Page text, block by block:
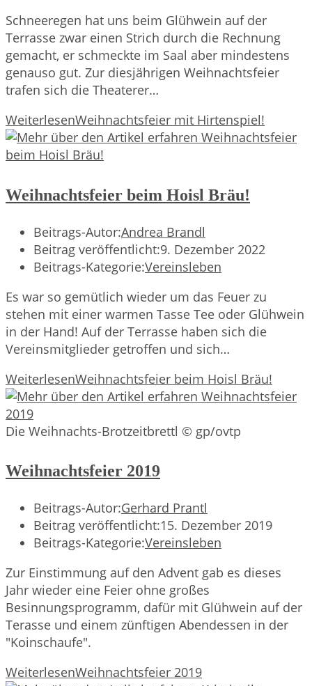
Schneeregen hat uns beim Glühwein auf der
Terrasse zwar einen Strich durch die Rechnung
gemacht, er schmeckte im Saal aber mindestens
genauso gut. Zur diesjährigen Weihnachtsfeier
trafen sich die Theaterer…
WeiterlesenWeihnachtsfeier mit Hirtenspiel!
Weihnachtsfeier beim Hoisl Bräu!
Beitrags-Autor:Andrea Brandl
Beitrag veröffentlicht:9. Dezember 2022
Beitrags-Kategorie:Vereinsleben
Es war so gemütlich wieder um das Feuer zu
stehen mit einer warmen Tasse Tee oder Glühwein
in der Hand! Auf der Terrasse haben sich die
Vereinsmitglieder getroffen und sich…
WeiterlesenWeihnachtsfeier beim Hoisl Bräu!
Die Weihnachts-Brotzeitbrettl © gp/ovtp
Weihnachtsfeier 2019
Beitrags-Autor:Gerhard Prantl
Beitrag veröffentlicht:15. Dezember 2019
Beitrags-Kategorie:Vereinsleben
Zur Einstimmung auf den Advent gab es dieses
Jahr wieder eine Feier ohne großes
Besinnungsprogramm, dafür mit Glühwein auf der
Terasse und einem zünftigen Abendessen in der
"Koinschaufe".
WeiterlesenWeihnachtsfeier 2019